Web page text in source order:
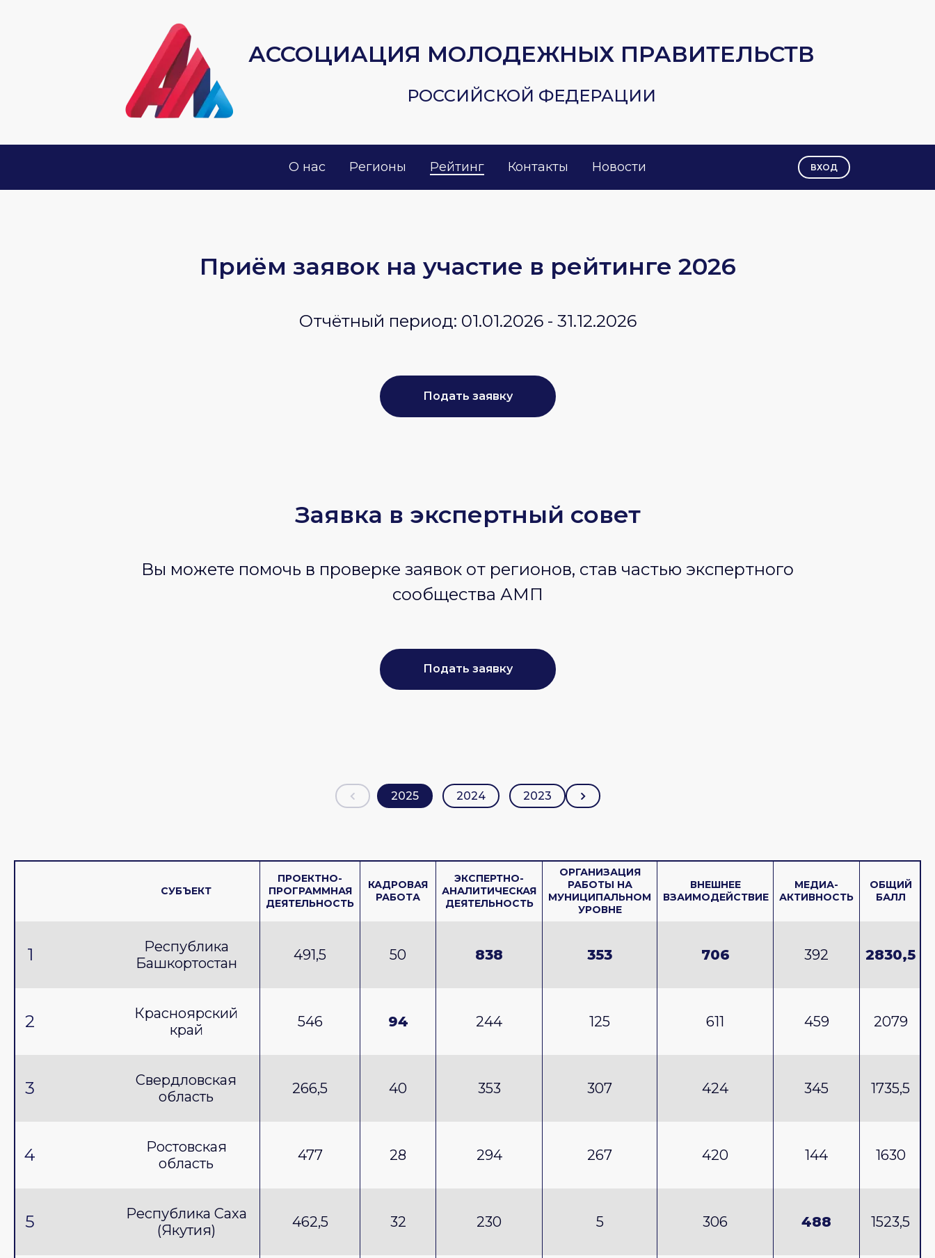
АССОЦИАЦИЯ МОЛОДЕЖНЫХ ПРАВИТЕЛЬСТВ
РОССИЙСКОЙ ФЕДЕРАЦИИ
О нас Регионы Рейтинг Контакты Новости ВХОД
Приём заявок на участие в рейтинге 2026
Отчётный период: 01.01.2026 - 31.12.2026
Подать заявку
Заявка в экспертный совет
Вы можете помочь в проверке заявок от регионов, став частью экспертного
сообщества АМП
Подать заявку
2025 2024 2023
СУБЪЕКТ
ПРОЕКТНО-
ПРОГРАММНАЯ
ДЕЯТЕЛЬНОСТЬ
КАДРОВАЯ
РАБОТА
ЭКСПЕРТНО-
АНАЛИТИЧЕСКАЯ
ДЕЯТЕЛЬНОСТЬ
ОРГАНИЗАЦИЯ
РАБОТЫ НА
МУНИЦИПАЛЬНОМ
УРОВНЕ
ВНЕШНЕЕ
ВЗАИМОДЕЙСТВИЕ
МЕДИА-
АКТИВНОСТЬ
ОБЩИЙ
БАЛЛ
1
Республика
Башкортостан
491,5 50 838 353 706 392 2830,5
2
Красноярский
край
546 94 244 125 611 459 2079
3
Свердловская
область
266,5 40 353 307 424 345 1735,5
4
Ростовская
область
477 28 294 267 420 144 1630
5
Республика Саха
(Якутия)
462,5 32 230 5 306 488 1523,5